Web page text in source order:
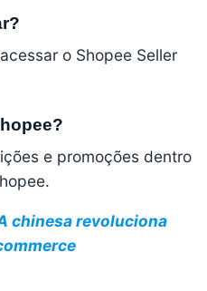
o Shopee Seller
e promoções dentro
chinesa revoluciona